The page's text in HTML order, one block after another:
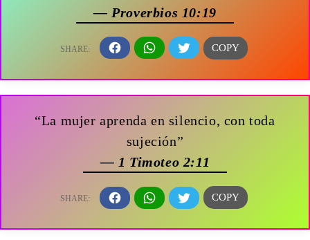
— Proverbios 10:19
“La mujer aprenda en silencio, con toda
sujeción”
— 1 Timoteo 2:11